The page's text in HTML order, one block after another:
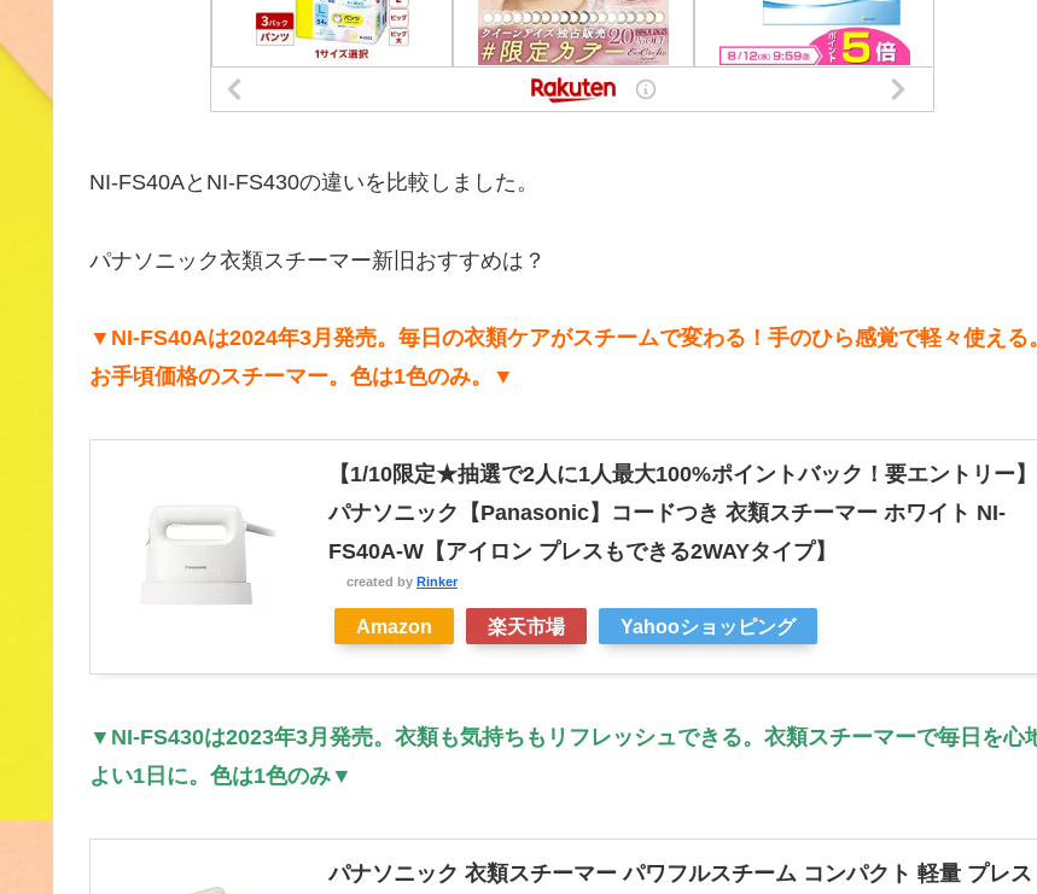
NI-FS40AとNI-FS430の違いを比較しました。
パナソニック衣類スチーマー新旧おすすめは？
▼NI-FS40Aは2024年3月発売。毎日の衣類ケアがスチームで変わる！手のひら感覚で軽々使える。
お手頃価格のスチーマー。色は1色のみ。▼
【1/10限定★抽選で2人に1人最大100%ポイントバック！要エントリー】
パナソニック【Panasonic】コードつき 衣類スチーマー ホワイト NI-
FS40A-W【アイロン プレスもできる2WAYタイプ】
created by Rinker
Amazon 楽天市場 Yahooショッピング
▼NI-FS430は2023年3月発売。衣類も気持ちもリフレッシュできる。衣類スチーマーで毎日を心
よい1日に。色は1色のみ▼
パナソニック 衣類スチーマー パワフルスチーム コンパクト 軽量 プレス